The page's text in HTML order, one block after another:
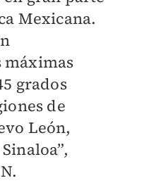
Mexicana.
grados
de
León,